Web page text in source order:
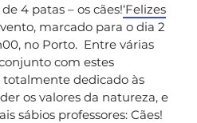
4 patas – os cães!‘Felizes
marcado para o dia 2
no Porto. Entre várias
com estes
totalmente dedicado às
os valores da natureza, e
sábios professores: Cães!